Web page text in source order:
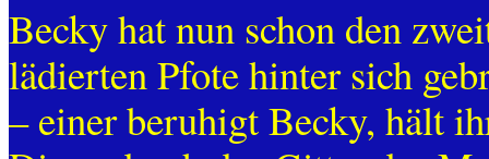
Becky hat nun schon den
lädierten Pfote hinter sich
– einer beruhigt Becky, hält